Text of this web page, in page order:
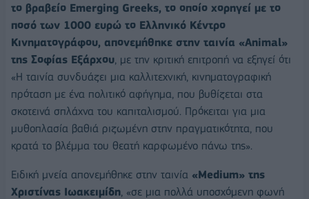
το βραβείο Emerging Greeks, το οποίο χορηγεί με το
ποσό των 1000 ευρώ το Ελληνικό Κέντρο
Κινηματογράφου, απονεμήθηκε στην ταινία «Animal»
της Σοφίας Εξάρχου , με την κριτική επιτροπή να εξηγεί ότι
«Η ταινία συνδυάζει μια καλλιτεχνική, κινηματογραφική
πρόταση με ένα πολιτικό αφήγημα, που βυθίζεται στα
σκοτεινά σπλάχνα του καπιταλισμού. Πρόκειται για μια
μυθοπλασία βαθιά ριζωμένη στην πραγματικότητα, που
κρατά το βλέμμα του θεατή καρφωμένο πάνω της».
Ειδική μνεία απονεμήθηκε στην ταινία «Medium» της
Χριστίνας Ιωακειμίδη , «σε μια πολλά υποσχόμενη φωνή